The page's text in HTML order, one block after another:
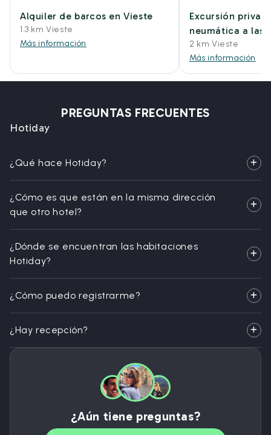
Alquiler de barcos en Vieste
1.3 km Vieste
Más información
Excursión
neumática a las
2 km Vieste
Más información
PREGUNTAS FRECUENTES
Hotiday
¿Qué hace Hotiday?
¿Cómo es que están en la misma dirección
que otro hotel?
¿Dónde se encuentran las habitaciones
Hotiday?
¿Cómo puedo registrarme?
¿Hay recepción?
¿Aún tiene preguntas?